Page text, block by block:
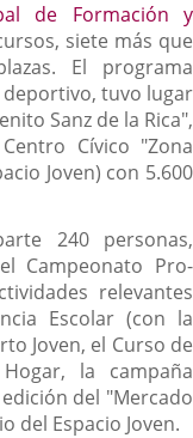
de Formación y
siete más que
El programa
tuvo lugar
Sanz de la Rica",
Cívico "Zona
Joven) con 5.600
240 personas,
Campeonato Pro-
relevantes
Escolar (con la
Joven, el Curso de
la campaña
del "Mercado
del Espacio Joven.